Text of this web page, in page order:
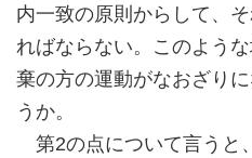
内一致の原則からして、
ればならない。このよう
棄の方の運動がなおざり
うか。
第2の点について言うと